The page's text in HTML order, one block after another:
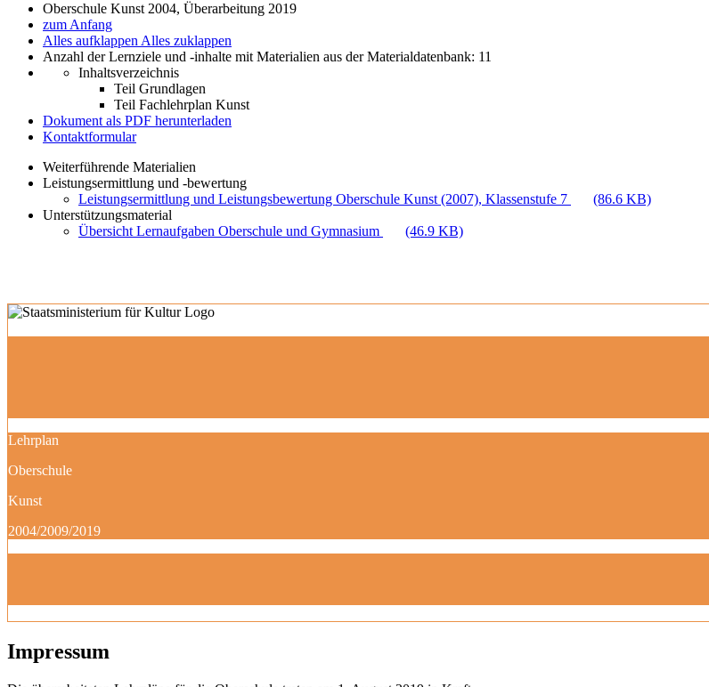
Oberschule Kunst 2004, Überarbeitung 2019
zum Anfang
Alles aufklappen Alles zuklappen
Anzahl der Lernziele und -inhalte mit Materialien aus der Materialdatenbank: 11
Inhaltsverzeichnis
Teil Grundlagen
Teil Fachlehrplan Kunst
Dokument als PDF herunterladen
Kontaktformular
Weiterführende Materialien
Leistungsermittlung und -bewertung
Leistungsermittlung und Leistungsbewertung Oberschule Kunst (2007), Klassenstufe 7
(86.6 KB)
Unterstützungsmaterial
Übersicht Lernaufgaben Oberschule und Gymnasium
(46.9 KB)
Lehrplan
Oberschule
Kunst
2004/2009/2019
Impressum